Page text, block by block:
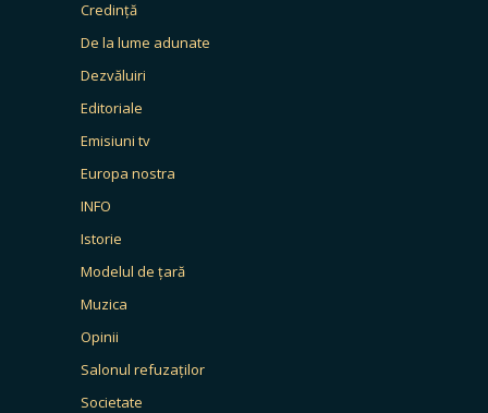
Credință
De la lume adunate
Dezvăluiri
Editoriale
Emisiuni tv
Europa nostra
INFO
Istorie
Modelul de țară
Muzica
Opinii
Salonul refuzaților
Societate